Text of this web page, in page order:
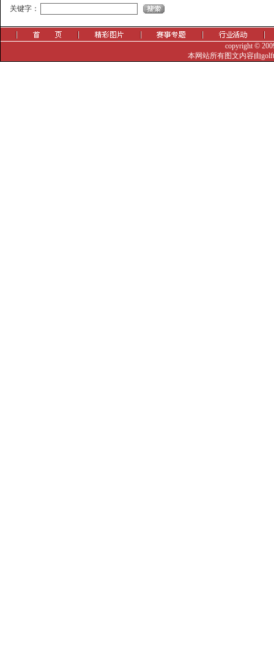
关键字：
copyright ©
本网站所有图文内容由